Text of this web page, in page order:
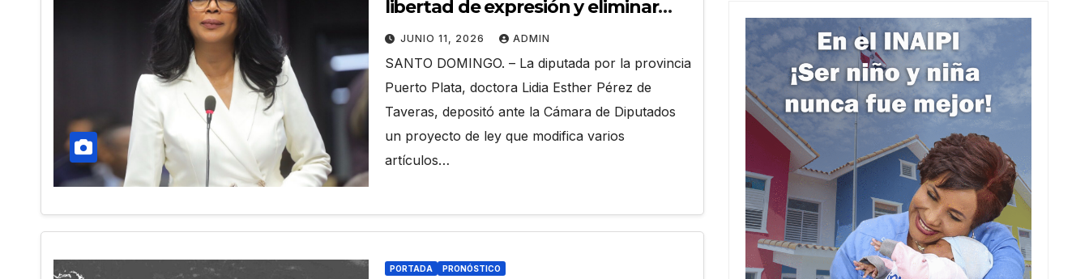
libertad de expresión y eliminar
prisión por opinar
JUNIO 11, 2026 ADMIN
SANTO DOMINGO. – La diputada por la provincia
Puerto Plata, doctora Lidia Esther Pérez de
Taveras, depositó ante la Cámara de Diputados
un proyecto de ley que modifica varios
artículos…
PORTADA PRONÓSTICO